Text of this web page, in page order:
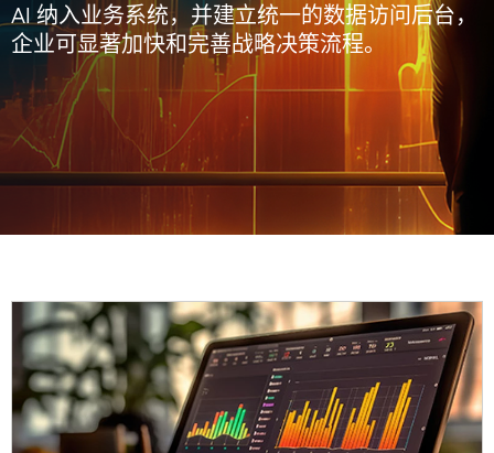
AI 纳入业务系统，并建立统一的数据访问后台，
企业可显著加快和完善战略决策流程。